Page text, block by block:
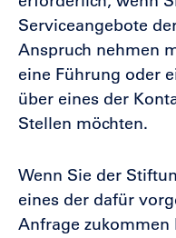
Serviceangebote
Anspruch nehmen
eine Führung oder
über eines der
Stellen möchten.
Wenn Sie der
eines der dafür
Anfrage zukommen